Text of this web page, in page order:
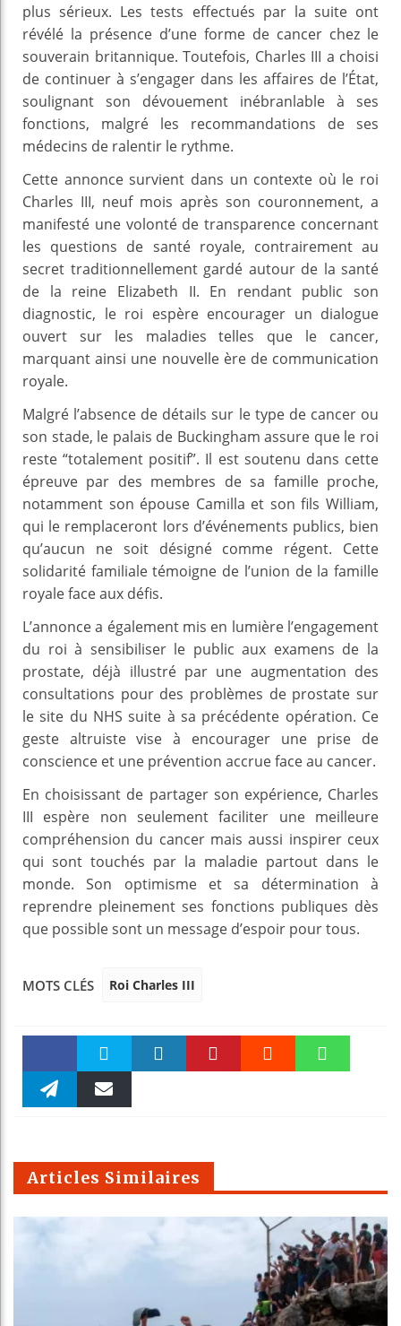
plus sérieux. Les tests effectués par la suite ont
révélé la présence d’une forme de cancer chez le
souverain britannique. Toutefois, Charles III a choisi
de continuer à s’engager dans les affaires de l’État,
soulignant son dévouement inébranlable à ses
fonctions, malgré les recommandations de ses
médecins de ralentir le rythme.
Cette annonce survient dans un contexte où le roi
Charles III, neuf mois après son couronnement, a
manifesté une volonté de transparence concernant
les questions de santé royale, contrairement au
secret traditionnellement gardé autour de la santé
de la reine Elizabeth II. En rendant public son
diagnostic, le roi espère encourager un dialogue
ouvert sur les maladies telles que le cancer,
marquant ainsi une nouvelle ère de communication
royale.
Malgré l’absence de détails sur le type de cancer ou
son stade, le palais de Buckingham assure que le roi
reste “totalement positif”. Il est soutenu dans cette
épreuve par des membres de sa famille proche,
notamment son épouse Camilla et son fils William,
qui le remplaceront lors d’événements publics, bien
qu’aucun ne soit désigné comme régent. Cette
solidarité familiale témoigne de l’union de la famille
royale face aux défis.
L’annonce a également mis en lumière l’engagement
du roi à sensibiliser le public aux examens de la
prostate, déjà illustré par une augmentation des
consultations pour des problèmes de prostate sur
le site du NHS suite à sa précédente opération. Ce
geste altruiste vise à encourager une prise de
conscience et une prévention accrue face au cancer.
En choisissant de partager son expérience, Charles
III espère non seulement faciliter une meilleure
compréhension du cancer mais aussi inspirer ceux
qui sont touchés par la maladie partout dans le
monde. Son optimisme et sa détermination à
reprendre pleinement ses fonctions publiques dès
que possible sont un message d’espoir pour tous.
MOTS CLÉS Roi Charles III
Faceboo Twitter
m
Articles Similaires